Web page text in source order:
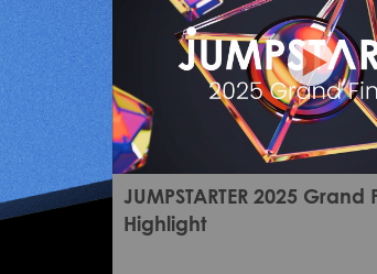
JUMPSTARTER 2025 Grand
Highlight